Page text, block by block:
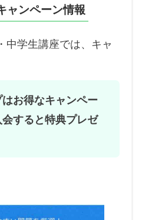
ャンペーン情報
中学生講座では、キャ
お得なキャンペー
すると特典プレゼ